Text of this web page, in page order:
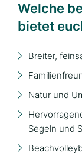
Welche
bietet
Breiter,
Natur und
Segeln und